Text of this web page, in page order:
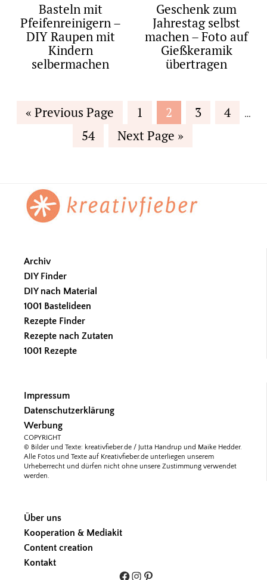
Basteln mit
Pfeifenreinigern –
DIY Raupen mit
Kindern
selbermachen
Geschenk zum
Jahrestag selbst
machen – Foto auf
Gießkeramik
übertragen
« Go
Previous Page Page
1 Page
2 Page
3 Page
4 …
Page
54
Go
Next Page »
Footer
Archiv
DIY Finder
DIY nach Material
1001 Bastelideen
Rezepte Finder
Rezepte nach Zutaten
1001 Rezepte
Impressum
Datenschutzerklärung
Werbung
COPYRIGHT
© Bilder und Texte: kreativfieber.de / Jutta Handrup und Maike Hedder.
Alle Fotos und Texte auf Kreativfieber.de unterliegen unserem
Urheberrecht und dürfen nicht ohne unsere Zustimmung verwendet
werden.
Über uns
Kooperation & Mediakit
Content creation
Kontakt
Facebook
Instagram
Pinterest